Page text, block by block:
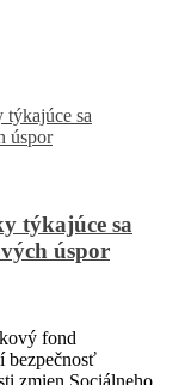
týkajúce sa
úspor
fond
bezpečnosť
zmien Sociálneho